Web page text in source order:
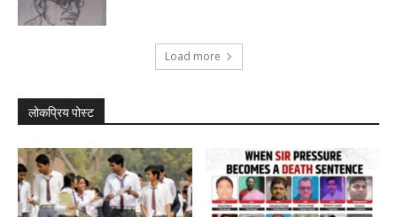
Load more
लोकप्रिय पोस्ट